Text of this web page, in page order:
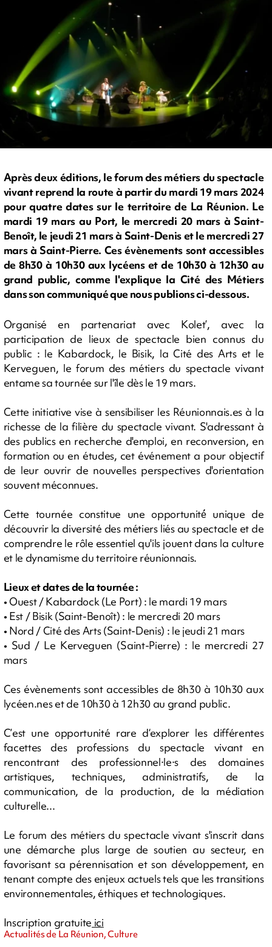
Après deux éditions, le forum des métiers du spectacle
vivant reprend la route à partir du mardi 19 mars 2024
pour quatre dates sur le territoire de La Réunion. Le
mardi 19 mars au Port, le mercredi 20 mars à Saint-
Benoît, le jeudi 21 mars à Saint-Denis et le mercredi 27
mars à Saint-Pierre. Ces évènements sont accessibles
de 8h30 à 10h30 aux lycéens et de 10h30 à 12h30 au
grand public, comme l'explique la Cité des Métiers
dans son communiqué que nous publions ci-dessous.
Organisé en partenariat avec Kolet’, avec la
participation de lieux de spectacle bien connus du
public : le Kabardock, le Bisik, la Cité des Arts et le
Kerveguen, le forum des métiers du spectacle vivant
entame sa tournée sur l'île dès le 19 mars.
Cette initiative vise à sensibiliser les Réunionnais.es à la
richesse de la filière du spectacle vivant. S'adressant à
des publics en recherche d'emploi, en reconversion, en
formation ou en études, cet événement a pour objectif
de leur ouvrir de nouvelles perspectives d'orientation
souvent méconnues.
Cette tournée constitue une opportunité́ unique de
découvrir la diversité des métiers liés au spectacle et de
comprendre le rôle essentiel qu'ils jouent dans la culture
et le dynamisme du territoire réunionnais.
Lieux et dates de la tournée :
• Ouest / Kabardock (Le Port) : le mardi 19 mars
• Est / Bisik (Saint-Benoît) : le mercredi 20 mars
• Nord / Cité des Arts (Saint-Denis) : le jeudi 21 mars
• Sud / Le Kerveguen (Saint-Pierre) : le mercredi 27
mars
Ces évènements sont accessibles de 8h30 à 10h30 aux
lycéen.nes et de 10h30 à 12h30 au grand public.
C’est une opportunité rare d‘explorer les différentes
facettes des professions du spectacle vivant en
rencontrant des professionnel·le·s des domaines
artistiques, techniques, administratifs, de la
communication, de la production, de la médiation
culturelle...
Le forum des métiers du spectacle vivant s'inscrit dans
une démarche plus large de soutien au secteur, en
favorisant sa pérennisation et son développement, en
tenant compte des enjeux actuels tels que les transitions
environnementales, éthiques et technologiques.
Inscription gratuite ici
Actualités de La Réunion, Culture